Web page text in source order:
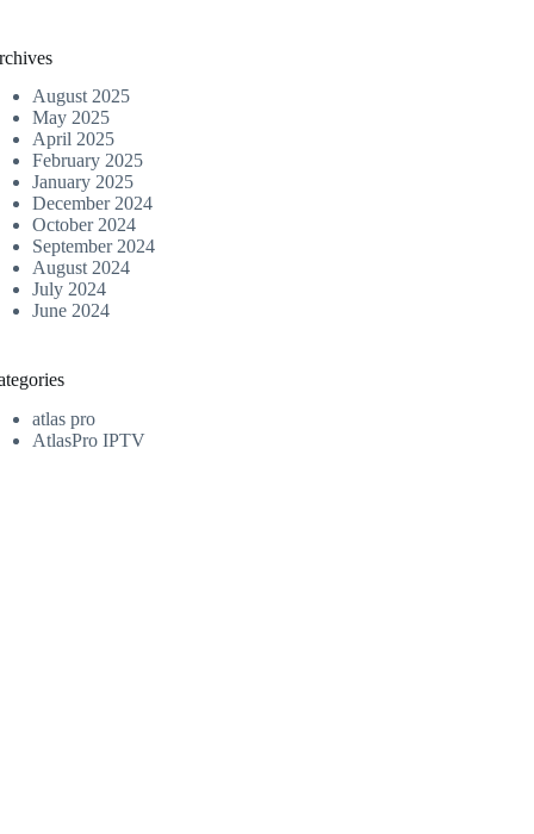
August 2025
May 2025
April 2025
February 2025
January 2025
December 2024
October 2024
September 2024
August 2024
July 2024
June 2024
atlas pro
AtlasPro IPTV